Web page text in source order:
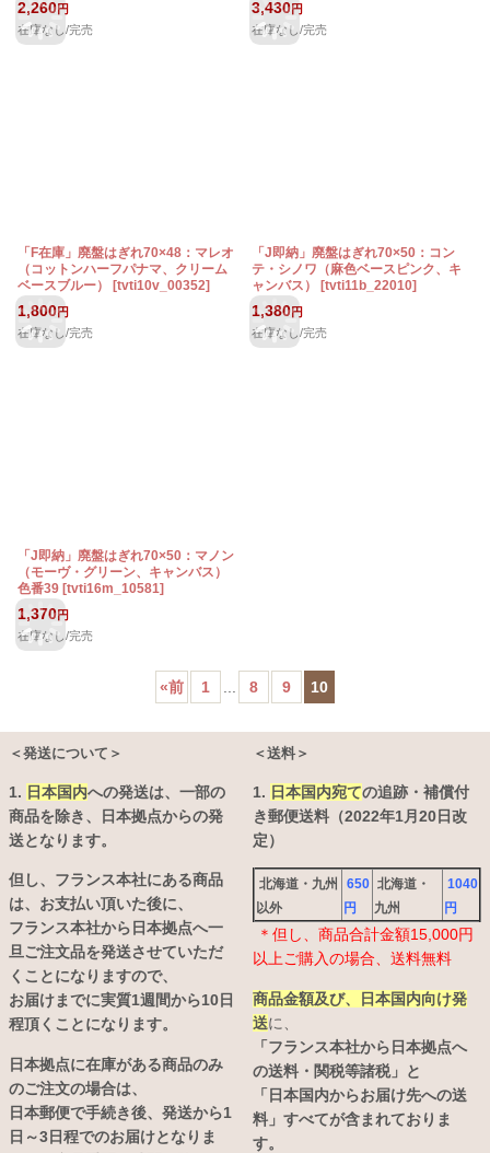
2,260円
在庫なし/完売
3,430円
在庫なし/完売
「F在庫」廃盤はぎれ70×48：マレオ
（コットンハーフパナマ、クリーム
ベースブルー）
[tvti10v_00352]
1,800円
在庫なし/完売
「J即納」廃盤はぎれ70×50：コン
テ・シノワ（麻色ベースピンク、キ
ャンバス）
[tvti11b_22010]
1,380円
在庫なし/完売
「J即納」廃盤はぎれ70×50：マノン
（モーヴ・グリーン、キャンバス）
色番39 [tvti16m_10581]
1,370円
在庫なし/完売
«前 1 ... 8 9 10
＜発送について＞
1. 日本国内への発送は、 一部の
商品を除き、日本拠点からの発
送となります。
但し、フランス本社にある商品
は、お支払い頂いた後に、
フランス本社から日本拠点へ一
旦ご注文品を発送させていただ
くことになりますので、
お届けまでに実質1週間から10日
程頂くことになります。
日本拠点に在庫がある商品のみ
のご注文の場合は、
日本郵便で手続き後、発送から1
日～3日程でのお届けとなりま
＜送料＞
1. 日本国内宛ての追跡・補償付
き郵便送料（2022年1月20日改
定）
北海道・九州
以外
650
円
北海道・
九州
1040
円
＊但し、商品合計金額15,000円
以上ご購入の場合、送料無料
商品金額及び、日本国内向け発
送に、
「フランス本社から日本拠点へ
の送料・関税等諸税」と
「日本国内からお届け先への送
料」すべてが含まれておりま
す。